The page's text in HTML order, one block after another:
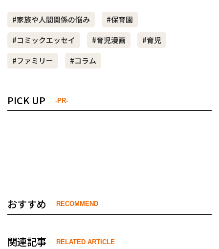
#家族や人間関係の悩み
#保育園
#コミックエッセイ
#育児漫画
#育児
#ファミリー
#コラム
PICK UP -PR-
おすすめ RECOMMEND
関連記事 RELATED ARTICLE